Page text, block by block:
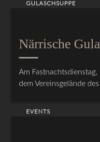
GULASCHSUPPE
Närrische
Am
dem Vereinsgelände
EVENTS